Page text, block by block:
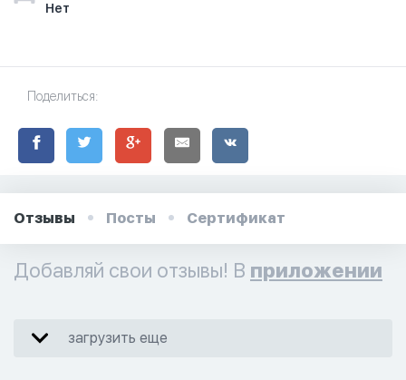
Нет
Поделиться:
Отзывы Посты Сертификат
Добавляй свои отзывы! В приложении
загрузить еще